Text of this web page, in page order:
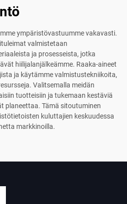
ympäristövastuumme vakavasti.
valmistetaan
ja prosesseista, jotka
hiilijalanjälkeämme. Raaka-aineet
ja käytämme valmistustekniikoita,
Valitsemalla meidän
tuotteisiin ja tukemaan kestäviä
planeettaa. Tämä sitoutuminen
kuluttajien keskuudessa
markkinoilla.